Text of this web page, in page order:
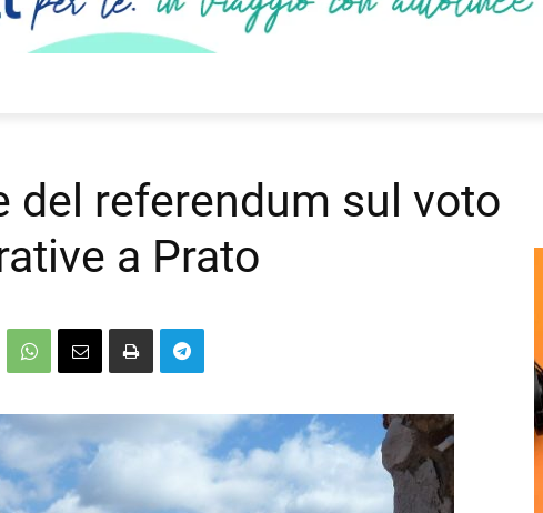
del referendum sul voto
a Prato